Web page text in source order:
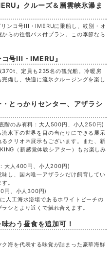
』クルーズ＆層雲峡氷瀑ま
ンコ号III・IMERUに乗船し、紋別・オ
らの往復バス付プラン。この季節なら
号III・IMERU』
370t、定員も235名の観光船。冷暖房
備し、快適に流氷クルージングを楽し
とっかりセンター、アザラシ
階のみ有料：大人500円、小人250円)
氷下の世界を目の当たりにできる展示
クリオネ展示もございます。また、新
（新感覚体験シアター）もお楽しみ
大人400円、小人200円)
し、国内唯一アザラシだけ飼育してい
。
円、小人300円)
人工海水浴場であるホワイトビーチの
シとより近くで触れ合えます。
わう昼食を追加可！
海を代表する味覚が詰まった豪華海鮮